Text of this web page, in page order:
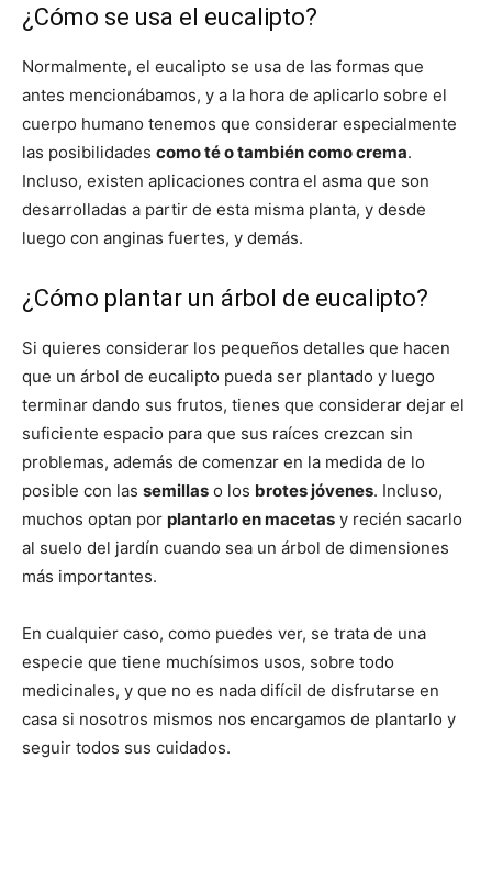
¿Cómo se usa el eucalipto?
Normalmente, el eucalipto se usa de las formas que
antes mencionábamos, y a la hora de aplicarlo sobre el
cuerpo humano tenemos que considerar especialmente
las posibilidades como té o también como crema.
Incluso, existen aplicaciones contra el asma que son
desarrolladas a partir de esta misma planta, y desde
luego con anginas fuertes, y demás.
¿Cómo plantar un árbol de eucalipto?
Si quieres considerar los pequeños detalles que hacen
que un árbol de eucalipto pueda ser plantado y luego
terminar dando sus frutos, tienes que considerar dejar el
suficiente espacio para que sus raíces crezcan sin
problemas, además de comenzar en la medida de lo
posible con las semillas o los brotes jóvenes. Incluso,
muchos optan por plantarlo en macetas y recién sacarlo
al suelo del jardín cuando sea un árbol de dimensiones
más importantes.
En cualquier caso, como puedes ver, se trata de una
especie que tiene muchísimos usos, sobre todo
medicinales, y que no es nada difícil de disfrutarse en
casa si nosotros mismos nos encargamos de plantarlo y
seguir todos sus cuidados.